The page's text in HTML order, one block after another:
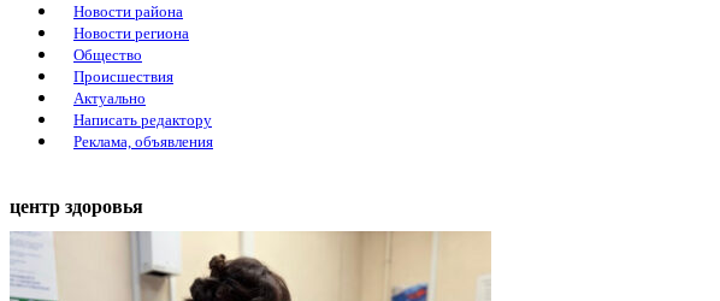
Новости района
Новости региона
Общество
Происшествия
Актуально
Написать редактору
Реклама, объявления
центр здоровья